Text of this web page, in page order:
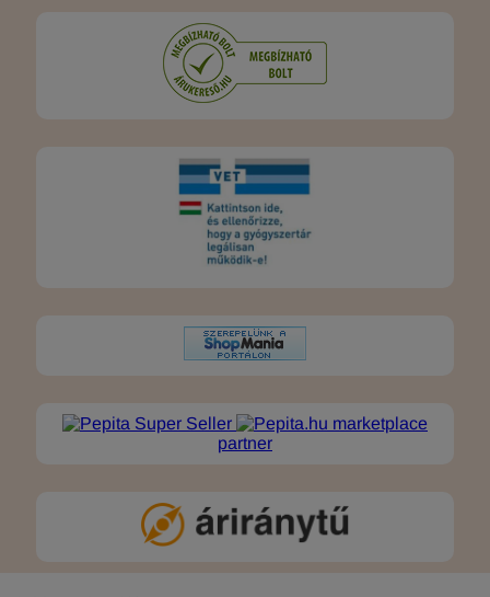
marketplace
partner